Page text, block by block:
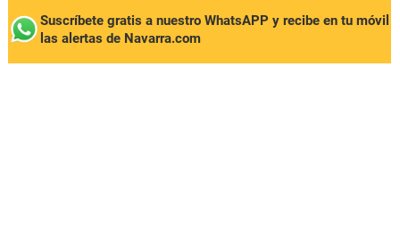
Suscríbete gratis a nuestro WhatsAPP y recibe en tu móvil
las alertas de Navarra.com